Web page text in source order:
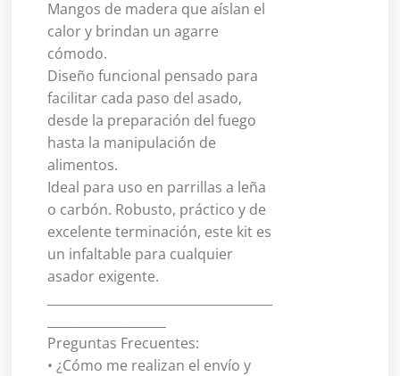
Mangos de madera que aíslan el
calor y brindan un agarre
cómodo.
Diseño funcional pensado para
facilitar cada paso del asado,
desde la preparación del fuego
hasta la manipulación de
alimentos.
Ideal para uso en parrillas a leña
o carbón. Robusto, práctico y de
excelente terminación, este kit es
un infaltable para cualquier
asador exigente.
Preguntas Frecuentes:
• ¿Cómo me realizan el envío y